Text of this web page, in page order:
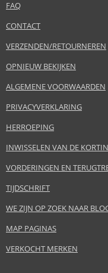
FAQ
CONTACT
VERZENDEN/RETOURNEREN
OPNIEUW BEKIJKEN
ALGEMENE VOORWAARDEN
PRIVACYVERKLARING
HERROEPING
INWISSELEN VAN DE
VORDERINGEN EN
TIJDSCHRIFT
WE ZIJN OP ZOEK NAAR
MAP PAGINAS
VERKOCHT MERKEN